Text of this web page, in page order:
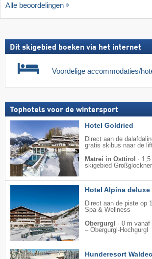
Alle beoordelingen
Dit skigebied boeken via het internet
Voordelige accommodaties/
Tophotels voor de wintersport
Hotel Goldried
Direct aan de
gratis skibus naar de
Matrei in Osttirol
·
skigebied
Hotel Alpina deluxe
Direct aan de piste op
Spa & Wellness
Obergurgl
· 0 m vanaf
– Obergurgl-Hochgurgl
Hunderesort